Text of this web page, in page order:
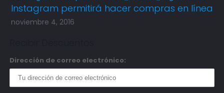
Instagram permitirá hacer compras en línea
noviembre 4, 2016
Dirección de correo electrónico: